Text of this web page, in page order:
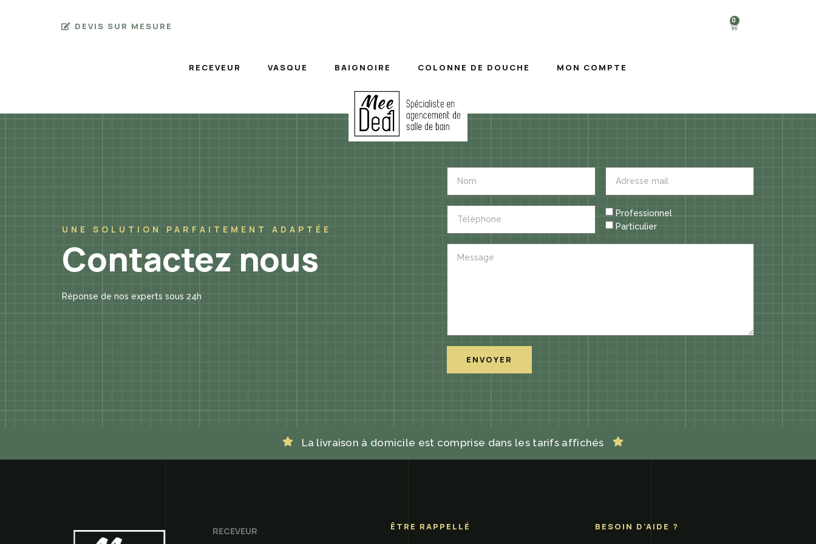
DEVIS SUR MESURE
0
RECEVEUR VASQUE BAIGNOIRE COLONNE DE DOUCHE MON COMPTE
UNE SOLUTION PARFAITEMENT ADAPTÉE
Contactez nous
Réponse de nos experts sous 24h
Professionnel
Particulier
ENVOYER
La livraison à domicile est comprise dans les tarifs affichés
RECEVEUR ÊTRE RAPPELLÉ BESOIN D'AIDE ?